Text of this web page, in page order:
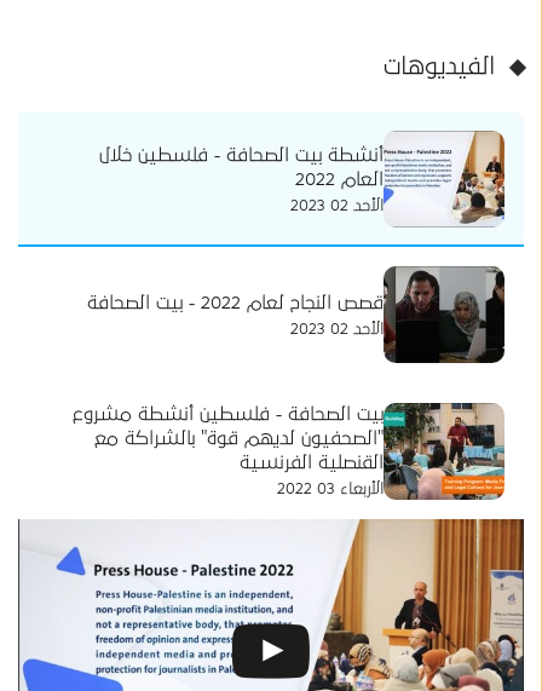
الفيديوهات
أنشطة بيت الصحافة - فلسطين خلال
العام 2022
الأحد 02 2023
قصص النجاح لعام 2022 - بيت الصحافة
الأحد 02 2023
بيت الصحافة - فلسطين أنشطة مشروع
"الصحفيون لديهم قوة" بالشراكة مع
القنصلية الفرنسية
الأربعاء 03 2022